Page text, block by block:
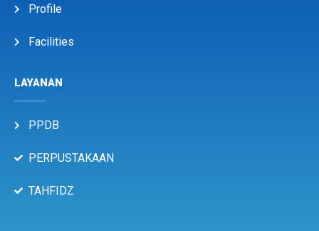
Profile
Facilities
LAYANAN
PPDB
PERPUSTAKAAN
TAHFIDZ